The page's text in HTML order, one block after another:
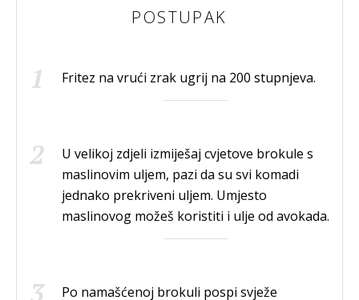
POSTUPAK
Fritez na vrući zrak ugrij na 200 stupnjeva.
U velikoj zdjeli izmiješaj cvjetove brokule s
maslinovim uljem, pazi da su svi komadi
jednako prekriveni uljem. Umjesto
maslinovog možeš koristiti i ulje od avokada.
Po namašćenoj brokuli pospi svježe